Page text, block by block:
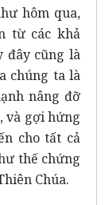
hôm qua,
từ các khả
đây cũng là
chúng ta là
nâng đỡ
và gợi hứng
cho tất cả
thế chứng
Chúa.